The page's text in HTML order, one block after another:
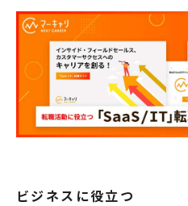
ビジネスに役立つ